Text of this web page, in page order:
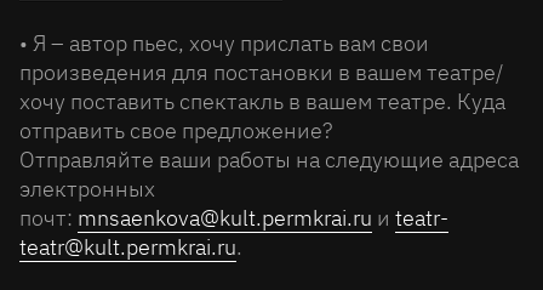
• Я – автор пьес, хочу прислать вам свои
произведения для постановки в вашем театре/
хочу поставить спектакль в вашем театре. Куда
отправить свое предложение?
Отправляйте ваши работы на следующие адреса
электронных
почт: mnsaenkova@kult.permkrai.ru и teatr-
teatr@kult.permkrai.ru.